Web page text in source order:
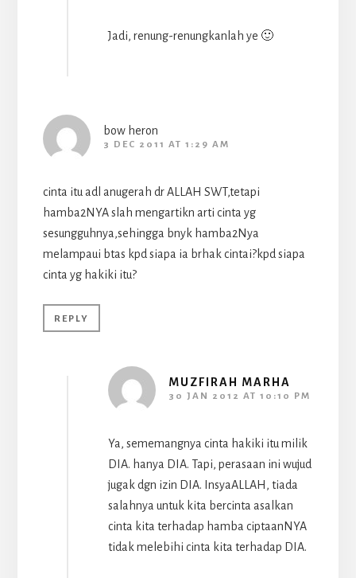
Jadi, renung-renungkanlah ye 🙂
bow heron
3 DEC 2011 AT 1:29 AM
cinta itu adl anugerah dr ALLAH SWT,tetapi
hamba2NYA slah mengartikn arti cinta yg
sesungguhnya,sehingga bnyk hamba2Nya
melampaui btas kpd siapa ia brhak cintai?kpd siapa
cinta yg hakiki itu?
REPLY
MUZFIRAH MARHA
30 JAN 2012 AT 10:10 PM
Ya, sememangnya cinta hakiki itu milik
DIA. hanya DIA. Tapi, perasaan ini wujud
jugak dgn izin DIA. InsyaALLAH, tiada
salahnya untuk kita bercinta asalkan
cinta kita terhadap hamba ciptaanNYA
tidak melebihi cinta kita terhadap DIA.